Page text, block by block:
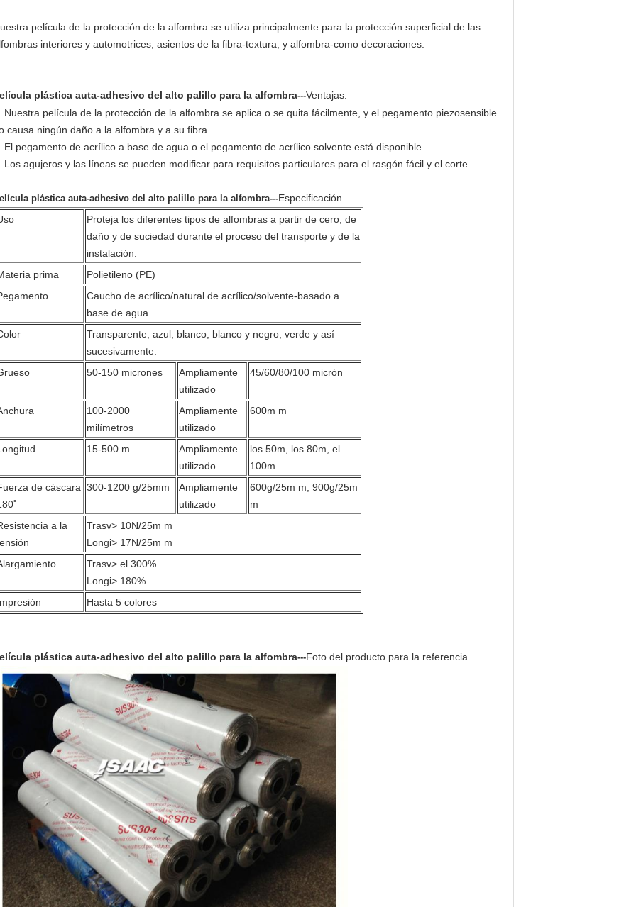
película de la protección de la alfombra se utiliza principalmente para la protección superficial de las
interiores y automotrices, asientos de la fibra-textura, y alfombra-como decoraciones.
plástica auta-adhesivo del alto palillo para la alfombra---Ventajas:
Nuestra película de la protección de la alfombra se aplica o se quita fácilmente, y el pegamento piezosensible
causa ningún daño a la alfombra y a su fibra.
El pegamento de acrílico a base de agua o el pegamento de acrílico solvente está disponible.
Los agujeros y las líneas se pueden modificar para requisitos particulares para el rasgón fácil y el corte.
plástica auta-adhesivo del alto palillo para la alfombra---Especificación
Proteja los diferentes tipos de alfombras a partir de cero, de
daño y de suciedad durante el proceso del transporte y de la
instalación.
prima
Polietileno (PE)
Caucho de acrílico/natural de acrílico/solvente-basado a
base de agua
Transparente, azul, blanco, blanco y negro, verde y así
sucesivamente.
50-150 micrones
Ampliamente
utilizado
45/60/80/100 micrón
100-2000
milímetros
Ampliamente
utilizado
600m m
15-500 m
Ampliamente
utilizado
los 50m, los 80m, el
100m
de cáscara 300-1200 g/25mm
Ampliamente
utilizado
600g/25m m, 900g/25m
m
a la
Trasv> 10N/25m m
Longi> 17N/25m m
Trasv> el 300%
Longi> 180%
Hasta 5 colores
plástica auta-adhesivo del alto palillo para la alfombra---Foto del producto para la referencia